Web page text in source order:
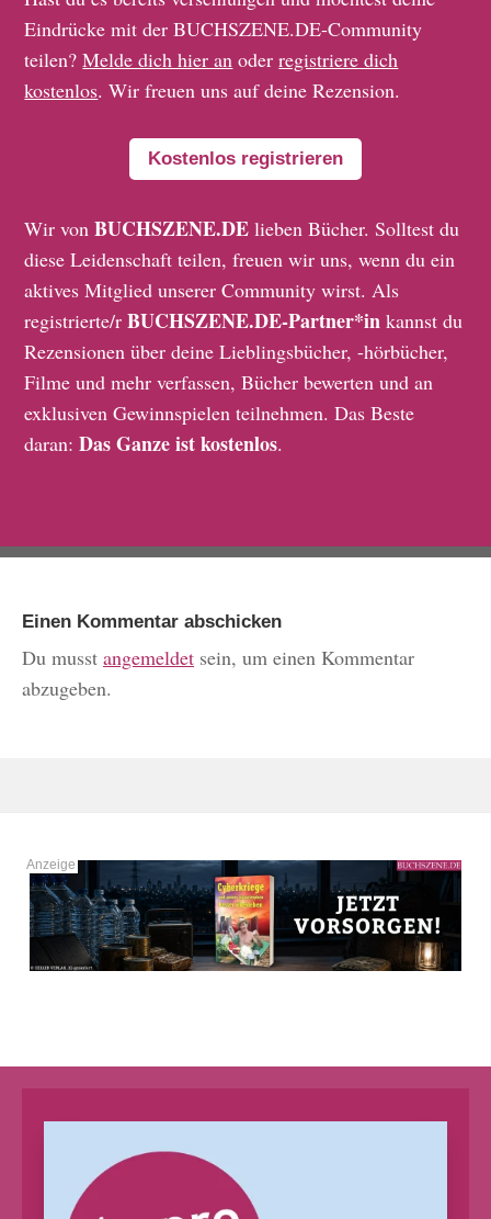
Eindrücke mit der BUCHSZENE.DE-Community
teilen?Melde dich hier an oderregistriere dich
kostenlos. Wir freuen uns auf deine Rezension.
Kostenlos registrieren
Wir vonBUCHSZENE.DE lieben Bücher. Solltest du
diese Leidenschaft teilen, freuen wir uns, wenn du ein
aktives Mitglied unserer Community wirst. Als
registrierte/rBUCHSZENE.DE-Partner*in kannst du
Rezensionen über deine Lieblingsbücher, -hörbücher,
Filme und mehr verfassen, Bücher bewerten und an
exklusiven Gewinnspielen teilnehmen. Das Beste
daran:Das Ganze ist kostenlos.
Einen Kommentar abschicken
Du musst angemeldet sein, um einen Kommentar
abzugeben.